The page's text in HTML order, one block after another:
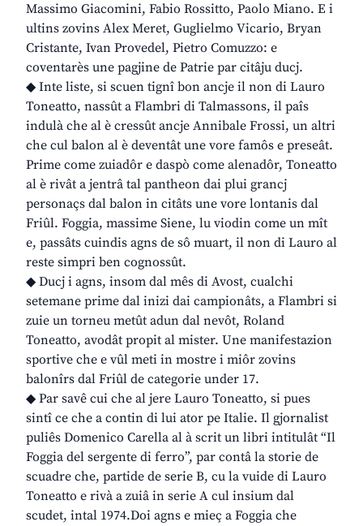
Massimo Giacomini, Fabio Rossitto, Paolo Miano. E i
ultins zovins Alex Meret, Guglielmo Vicario, Bryan
Cristante, Ivan Provedel, Pietro Comuzzo: e
coventarès une pagjine de Patrie par citâju ducj.
◆ Inte liste, si scuen tignî bon ancje il non di Lauro
Toneatto, nassût a Flambri di Talmassons, il paîs
indulà che al è cressût ancje Annibale Frossi, un altri
che cul balon al è deventât une vore famôs e preseât.
Prime come zuiadôr e daspò come alenadôr, Toneatto
al è rivât a jentrâ tal pantheon dai plui grancj
personaçs dal balon in citâts une vore lontanis dal
Friûl. Foggia, massime Siene, lu viodin come un mît
e, passâts cuindis agns de sô muart, il non di Lauro al
reste simpri ben cognossût.
◆ Ducj i agns, insom dal mês di Avost, cualchi
setemane prime dal inizi dai campionâts, a Flambri si
zuie un torneu metût adun dal nevôt, Roland
Toneatto, avodât propit al mister. Une manifestazion
sportive che e vûl meti in mostre i miôr zovins
balonîrs dal Friûl de categorie under 17.
◆ Par savê cui che al jere Lauro Toneatto, si pues
sintî ce che a contin di lui ator pe Italie. Il gjornalist
puliês Domenico Carella al à scrit un libri intitulât “Il
Foggia del sergente di ferro”, par contâ la storie de
scuadre che, partide de serie B, cu la vuide di Lauro
Toneatto e rivà a zuiâ in serie A cul insium dal
scudet, intal 1974.Doi agns e mieç a Foggia che